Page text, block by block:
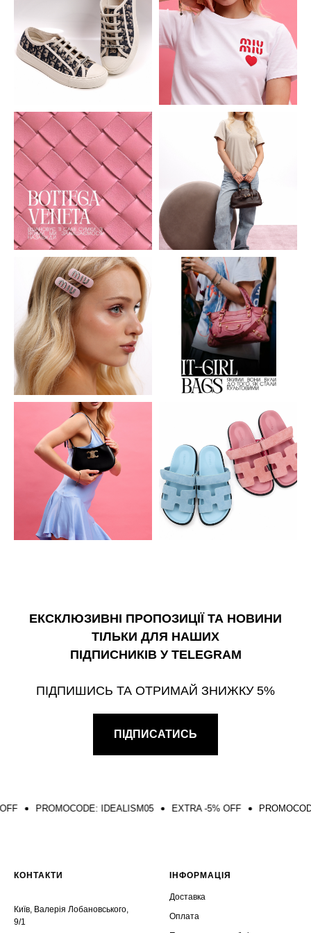
ЕКСКЛЮЗИВНІ ПРОПОЗИЦІЇ ТА НОВИНИ
ТІЛЬКИ ДЛЯ НАШИХ
ПІДПИСНИКІВ У TELEGRAM
ПІДПИШИСЬ ТА ОТРИМАЙ ЗНИЖКУ 5%
ПІДПИСАТИСЬ
PROMOCODE: IDEALISM05 EXTRA -5% OFF PROMOCODE:
КОНТАКТИ
Київ, Валерія Лобановського,
9/1
ІНФОРМАЦІЯ
Доставка
Оплата